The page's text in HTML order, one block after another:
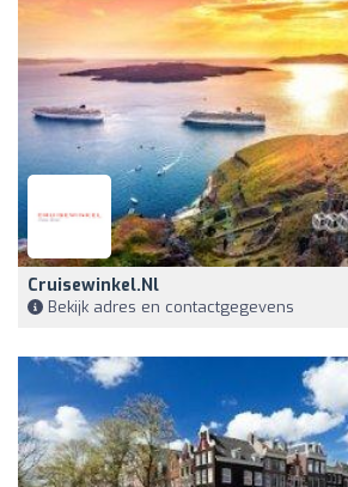
Cruisewinkel.nl
Bekijk adres en contactgegevens